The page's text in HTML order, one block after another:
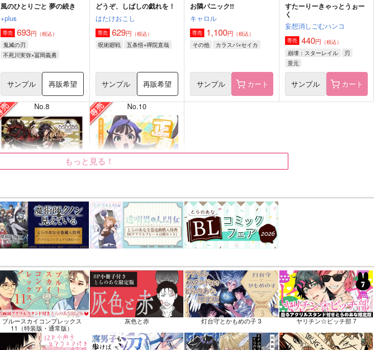
風のひとりごと 夢の続き
+plus
専売 693円 （税込）
鬼滅の刃
不死川実弥×冨岡義勇
サンプル 再販希望
どうぞ、しばしの戯れを！
はたけおこし
専売 629円 （税込）
呪術廻戦 五条悟×禪院直哉
サンプル 再販希望
お隣パニック!!
キャロル
専売 1,100円 （税込）
その他 カラスバ×セイカ
サンプル カート
すたーりーきゃっとうぉー
く
妄想消しごむハンコ
専売 440円 （税込）
崩壊：スターレイル
刃
景元
サンプル カート
No.8
双駆（特装版）
専売 7,857円（税込）
刀剣乱舞
大典太光世
ソハヤノツルキ
サンプル カート
No.10
正面切ってかかってこい！
専売 787円（税込）
落第忍者乱太郎
鉢屋三郎×尾浜勘右衛門
サンプル カート
もっと見る！
ブルースカイコンプレックス
11（特装版・通常版）
灰色と赤 灯台守とかもめの子 3 ヤリチン☆ビッチ部 7